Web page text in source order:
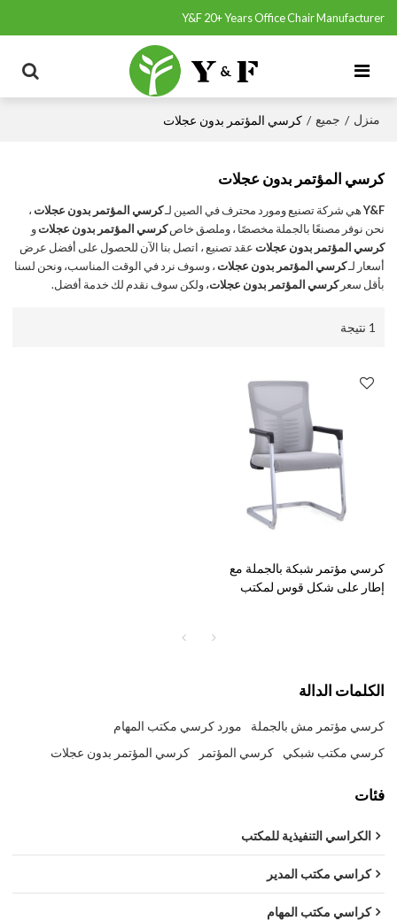
Y&F 20+ Years Office Chair Manufacturer
منزل / جميع / كرسي المؤتمر بدون عجلات
كرسي المؤتمر بدون عجلات
Y&Fهي شركة تصنيع ومورد محترف في الصين لـكرسي المؤتمر بدون عجلات،
نحن نوفر مصنعًا بالجملة مخصصًا ، وملصق خاصكرسي المؤتمر بدون عجلاتو
كرسي المؤتمر بدون عجلاتعقد تصنيع ، اتصل بنا الآن للحصول على أفضل عرض
أسعار لـكرسي المؤتمر بدون عجلات، وسوف نرد في الوقت المناسب، ونحن لسنا
بأقل سعركرسي المؤتمر بدون عجلات، ولكن سوف نقدم لك خدمة أفضل.
1 نتيجة
كرسي مؤتمر شبكة بالجملة مع
إطار على شكل قوس لمكتب
الكلمات الدالة
كرسي مؤتمر مش بالجملة
مورد كرسي مكتب المهام
كرسي مكتب شبكي
كرسي المؤتمر كرسي المؤتمر بدون عجلات
فئات
الكراسي التنفيذية للمكتب
كراسي مكتب المدير
كراسي مكتب المهام